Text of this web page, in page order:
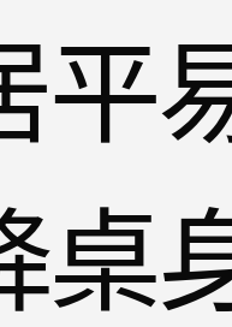
平
桌